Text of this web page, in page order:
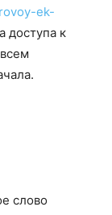
ek-
доступа к
слово